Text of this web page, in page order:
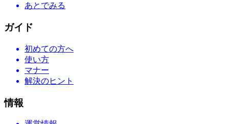
あとでみる
ガイド
初めての方へ
使い方
マナー
解決のヒント
情報